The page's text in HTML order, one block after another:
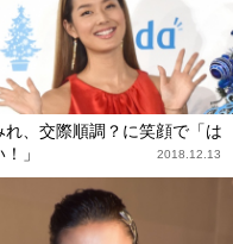
れ、交際順調？に笑顔で「は
」
2018.12.13